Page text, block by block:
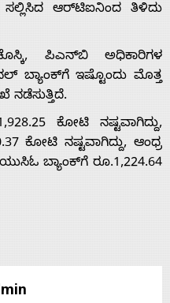
ಆರ್‌ಟಿಐನಿಂದ ತಿಳಿದು
ಪಿಎನ್‌ಬಿ ಅಧಿಕಾರಿಗಳ
ಬ್ಯಾಂಕ್‌ಗೆ ಇಷ್ಟೊಂದು ಮೊತ್ತ
ನಡೆಸುತ್ತಿದೆ.
ಕೋಟಿ ನಷ್ಟವಾಗಿದ್ದು,
ಕೋಟಿ ನಷ್ಟವಾಗಿದ್ದು, ಆಂಧ್ರ
ಯುಸಿಓ ಬ್ಯಾಂಕ್‌ಗೆ ರೂ.1,224.64